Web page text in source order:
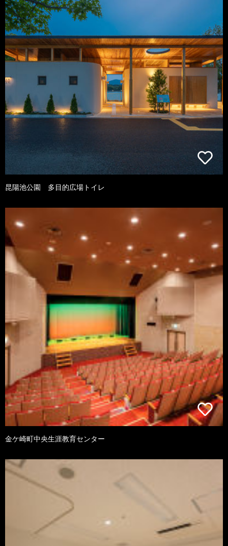
昆陽池公園 多目的広場トイレ
金ケ崎町中央生涯教育センター